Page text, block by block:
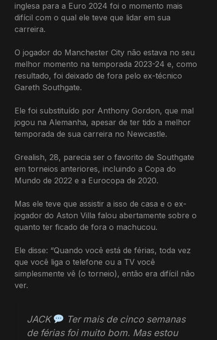
inglesa para a Euro 2024 foi o momento mais
difícil com o qual ele teve que lidar em sua
carreira.
O jogador do Manchester City não estava no seu
melhor momento na temporada 2023-24 e, como
resultado, foi deixado de fora pelo ex-técnico
Gareth Southgate.
Ele foi substituído por Anthony Gordon, que mal
jogou na Alemanha, apesar de ter tido a melhor
temporada de sua carreira no Newcastle.
Grealish, 28, parecia ser o favorito de Southgate
em torneios anteriores, incluindo a Copa do
Mundo de 2022 e a Eurocopa de 2020.
Mas ele teve que assistir a isso de casa e o ex-
jogador do Aston Villa falou abertamente sobre o
quanto ter ficado de fora o machucou.
Ele disse: “Quando você está de férias, toda vez
que você liga o telefone ou a TV você
simplesmente vê (o torneio), então era difícil não
ver.
JACK
Ter mais de cinco semanas
de férias foi muito bom. Mas estou